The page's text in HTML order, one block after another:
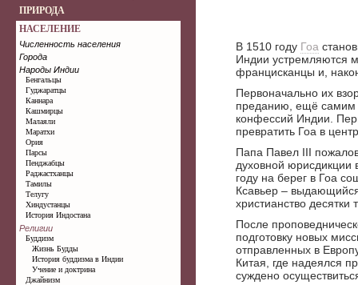
ПРИРОДА
НАСЕЛЕНИЕ
Численность населения
Города
Народы Индии
Бенгальцы
Гуджаратцы
Каннара
Кашмирцы
Малаяли
Маратхи
Ория
Парсы
Пенджабцы
Раджастханцы
Тамилы
Телугу
Хиндустанцы
История Индостана
Религии
Буддизм
Жизнь Будды
История буддизма в Индии
Учение и доктрина
Джайнизм
В 1510 году Гоа
Индии устремляются
францисканцы и,
Первоначально их
преданию, ещё самим
конфессий Индии.
превратить Гоа в
Папа Павел III
духовной юрисдикции
году на берег в Гоа
Ксавьер –
христианство десятки
После
подготовку новых
отправленных в
Китая, где надеялся
суждено